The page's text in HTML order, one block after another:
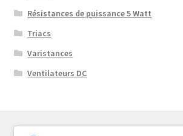
Résistances de puissance 5 Watt
Triacs
Varistances
Ventilateurs DC